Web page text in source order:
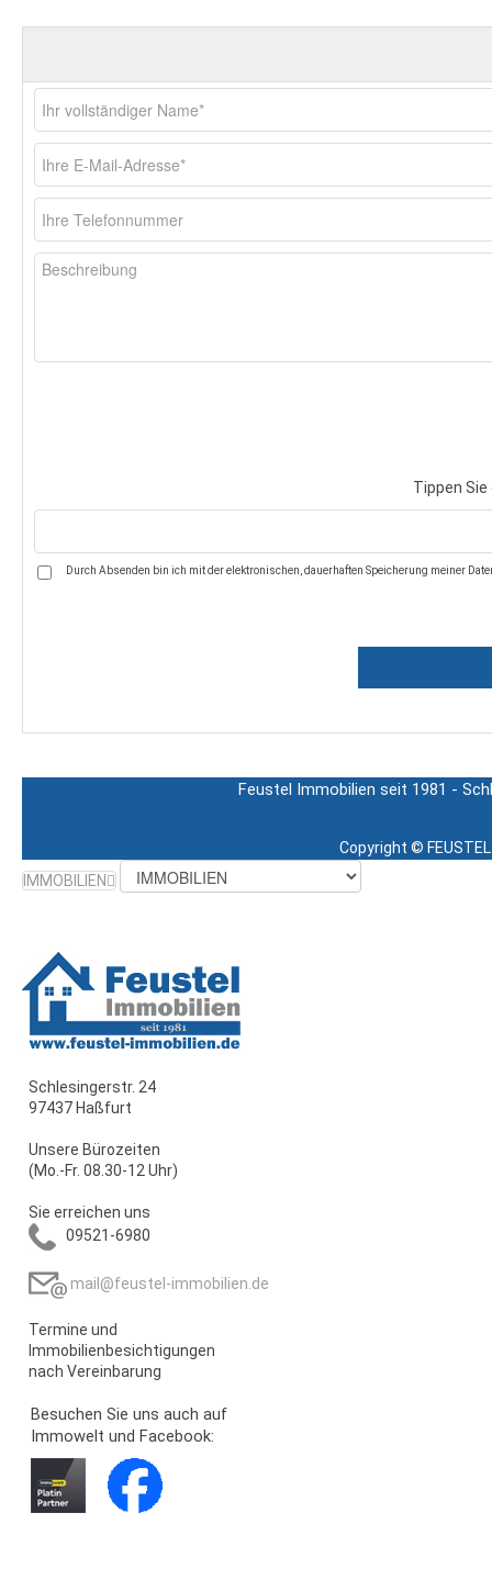
Tippen Sie
Durch Absenden bin ich mit der elektronischen, dauerhaften Speicherung meiner
Feustel Immobilien seit 1981 -
Copyright ©
IMMOBILIEN
Schlesingerstr. 24
97437 Haßfurt
Unsere Bürozeiten
(Mo.-Fr. 08.30-12 Uhr)
Sie erreichen uns
09521-6980
mail@feustel-immobilien.de
Termine und
Immobilienbesichtigungen
nach Vereinbarung
Besuchen Sie uns auch auf
Immowelt und Facebook: